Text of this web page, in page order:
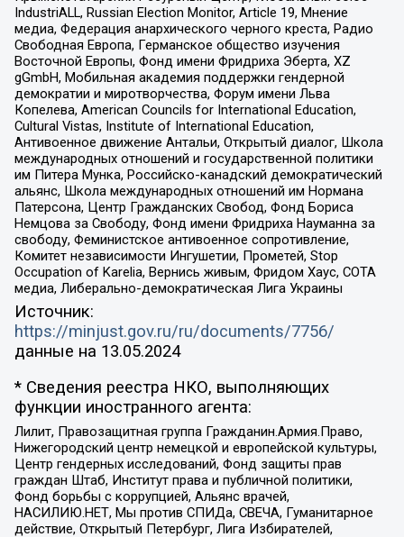
IndustriALL, Russian Election Monitor, Article 19, Мнение
медиа, Федерация анархического черного креста, Радио
Свободная Европа, Германское общество изучения
Восточной Европы, Фонд имени Фридриха Эберта, XZ
gGmbH, Мобильная академия поддержки гендерной
демократии и миротворчества, Форум имени Льва
Копелева, American Councils for International Education,
Cultural Vistas, Institute of International Education,
Антивоенное движение Антальи, Открытый диалог, Школа
международных отношений и государственной политики
им Питера Мунка, Российско-канадский демократический
альянс, Школа международных отношений им Нормана
Патерсона, Центр Гражданских Свобод, Фонд Бориса
Немцова за Свободу, Фонд имени Фридриха Науманна за
свободу, Феминистское антивоенное сопротивление,
Комитет независимости Ингушетии, Прометей, Stop
Occupation of Karelia, Вернись живым, Фридом Хаус, СОТА
медиа, Либерально-демократическая Лига Украины
Источник:
https://minjust.gov.ru/ru/documents/7756/
данные на 13.05.2024
* Сведения реестра НКО, выполняющих
функции иностранного агента:
Лилит, Правозащитная группа Гражданин.Армия.Право,
Нижегородский центр немецкой и европейской культуры,
Центр гендерных исследований, Фонд защиты прав
граждан Штаб, Институт права и публичной политики,
Фонд борьбы с коррупцией, Альянс врачей,
НАСИЛИЮ.НЕТ, Мы против СПИДа, СВЕЧА, Гуманитарное
действие, Открытый Петербург, Лига Избирателей,